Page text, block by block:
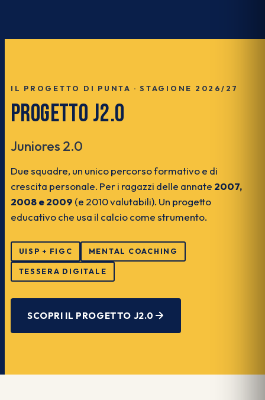
IL PROGETTO DI PUNTA · STAGIONE 2026/27
PROGETTO J2.0
Juniores 2.0
Due squadre, un unico percorso formativo e di
crescita personale. Per i ragazzi delle annate 2007,
2008 e 2009 (e 2010 valutabili). Un progetto
educativo che usa il calcio come strumento.
UISP + FIGC MENTAL COACHING
TESSERA DIGITALE
SCOPRI IL PROGETTO J2.0